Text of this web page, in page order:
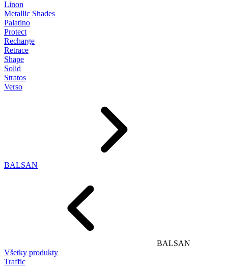
Linon
Metallic Shades
Palatino
Protect
Recharge
Retrace
Shape
Solid
Stratos
Verso
BALSAN
BALSAN
Všetky produkty
Traffic